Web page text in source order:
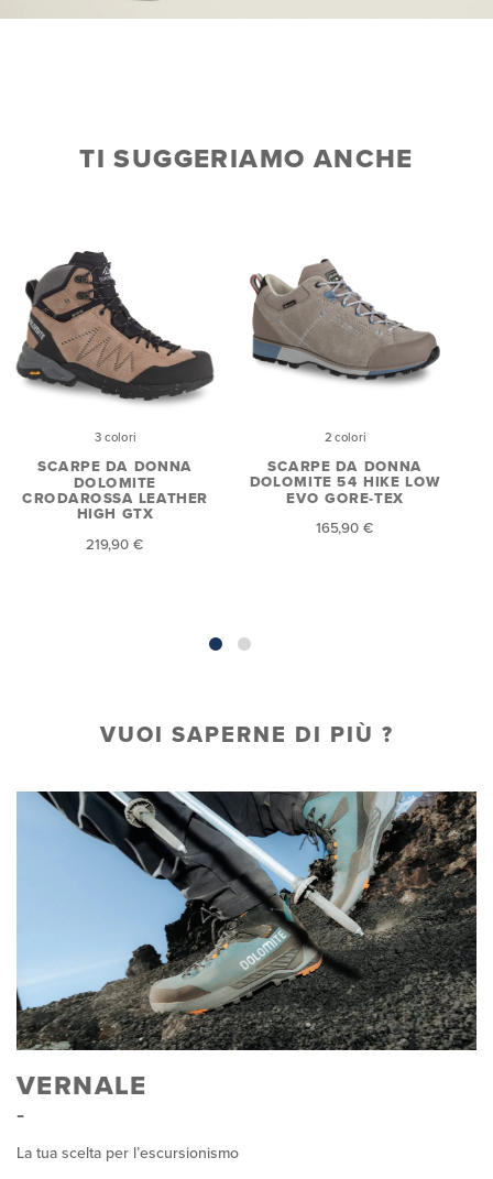
TI SUGGERIAMO ANCHE
3 colori
SCARPE DA DONNA
DOLOMITE
CRODAROSSA LEATHER
HIGH GTX
219,90 €
2 colori
SCARPE DA DONNA
DOLOMITE 54 HIKE LOW
EVO GORE-TEX
165,90 €
VUOI SAPERNE DI PIÙ ?
VERNALE
La tua scelta per l’escursionismo